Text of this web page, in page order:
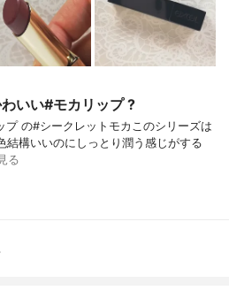
いい#モカリップ ?
の#シークレットモカこのシリーズは
結構いいのにしっとり潤う感じがする
る